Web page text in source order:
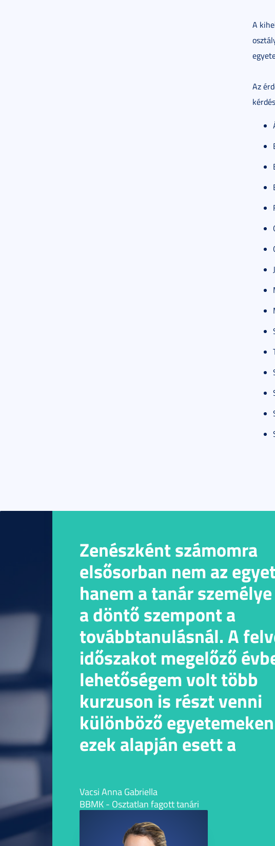
A
Az
Zenészként számomra
elsősorban nem az
hanem a tanár
a döntő szempont a
továbbtanulásnál. A
időszakot megelőző
lehetőségem volt több
kurzuson is részt venni
különböző
ezek alapján esett a
Vacsi Anna Gabriella
BBMK - Osztatlan fagott tanári